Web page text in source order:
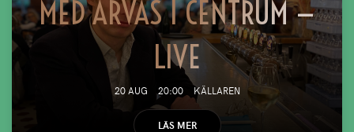
MED ARVAS I CENTRUM —
LIVE
20 AUG 20:00 KÄLLAREN
LÄS MER